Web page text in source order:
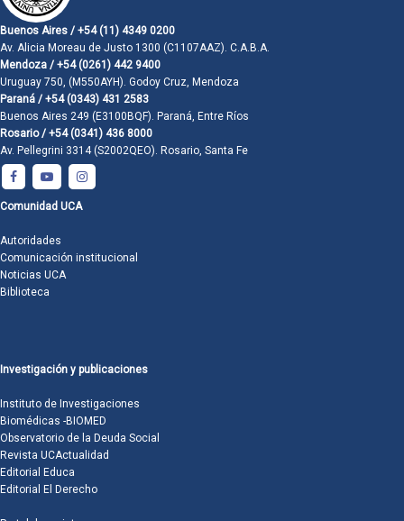
Buenos Aires / +54 (11) 4349 0200
Av. Alicia Moreau de Justo 1300 (C1107AAZ). C.A.B.A.
Mendoza / +54 (0261) 442 9400
Uruguay 750, (M550AYH). Godoy Cruz, Mendoza
Paraná / +54 (0343) 431 2583
Buenos Aires 249 (E3100BQF). Paraná, Entre Ríos
Rosario / +54 (0341) 436 8000
Av. Pellegrini 3314 (S2002QEO). Rosario, Santa Fe
Comunidad UCA
Autoridades
Comunicación institucional
Noticias UCA
Biblioteca
Investigación y publicaciones
Instituto de Investigaciones
Biomédicas -BIOMED
Observatorio de la Deuda Social
Revista UCActualidad
Editorial Educa
Editorial El Derecho